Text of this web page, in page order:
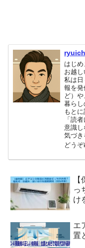
はじ
お越し
私は日
報を発
ど）
暮らし
もとに
「読
意識し
気づき
どう
っ
け
エ
置